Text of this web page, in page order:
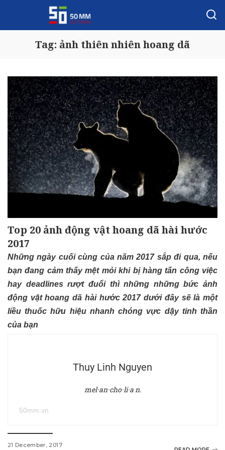
Tag: ảnh thiên nhiên hoang dã
Top 20 ảnh động vật hoang dã hài hước
2017
Những ngày cuối cùng của năm 2017 sắp đi qua, nếu
bạn đang cảm thấy mệt mỏi khi bị hàng tấn công việc
hay deadlines rượt đuổi thì những những bức ảnh
động vật hoang dã hài hước 2017 dưới đây sẽ là một
liều thuốc hữu hiệu nhanh chóng vực dậy tinh thần
của bạn
Thuy Linh Nguyen
mel·an·cho·li·a n.
50mm.vn
21 December, 2017